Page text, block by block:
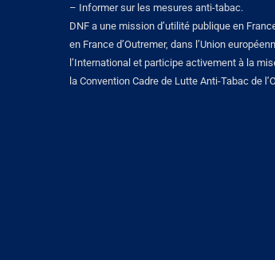
– Informer sur les mesures anti-tabac.
DNF a une mission d’utilité publique en
en France d’Outremer, dans l’Union
l’International et participe activement à la
la Convention Cadre de Lutte Anti-Tabac de